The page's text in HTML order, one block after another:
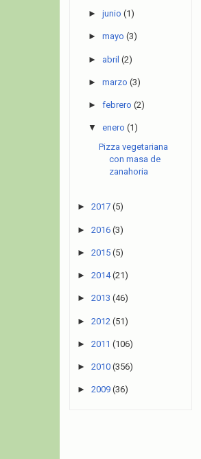
► junio (1)
► mayo (3)
► abril (2)
► marzo (3)
► febrero (2)
▼ enero (1)
Pizza vegetariana
con masa de
zanahoria
► 2017 (5)
► 2016 (3)
► 2015 (5)
► 2014 (21)
► 2013 (46)
► 2012 (51)
► 2011 (106)
► 2010 (356)
► 2009 (36)